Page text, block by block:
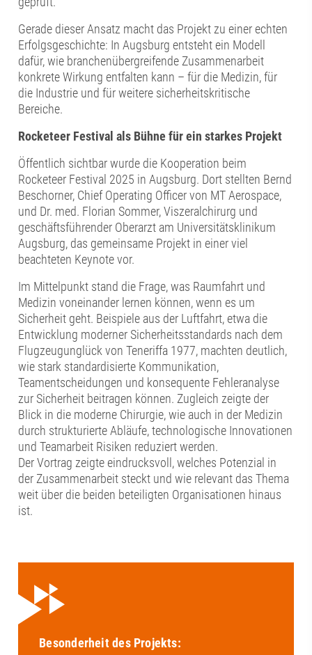
Gerade dieser Ansatz macht das Projekt zu einer echten
Erfolgsgeschichte: In Augsburg entsteht ein Modell
dafür, wie branchenübergreifende Zusammenarbeit
konkrete Wirkung entfalten kann – für die Medizin, für
die Industrie und für weitere sicherheitskritische
Bereiche.
Rocketeer Festival als Bühne für ein starkes Projekt
Öffentlich sichtbar wurde die Kooperation beim
Rocketeer Festival 2025 in Augsburg. Dort stellten Bernd
Beschorner, Chief Operating Officer von MT Aerospace,
und Dr. med. Florian Sommer, Viszeralchirurg und
geschäftsführender Oberarzt am Universitätsklinikum
Augsburg, das gemeinsame Projekt in einer viel
beachteten Keynote vor.
Im Mittelpunkt stand die Frage, was Raumfahrt und
Medizin voneinander lernen können, wenn es um
Sicherheit geht. Beispiele aus der Luftfahrt, etwa die
Entwicklung moderner Sicherheitsstandards nach dem
Flugzeugunglück von Teneriffa 1977, machten deutlich,
wie stark standardisierte Kommunikation,
Teamentscheidungen und konsequente Fehleranalyse
zur Sicherheit beitragen können. Zugleich zeigte der
Blick in die moderne Chirurgie, wie auch in der Medizin
durch strukturierte Abläufe, technologische Innovationen
und Teamarbeit Risiken reduziert werden.
Der Vortrag zeigte eindrucksvoll, welches Potenzial in
der Zusammenarbeit steckt und wie relevant das Thema
weit über die beiden beteiligten Organisationen hinaus
ist.
Besonderheit des Projekts: